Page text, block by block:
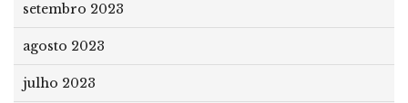
setembro 2023
agosto 2023
julho 2023